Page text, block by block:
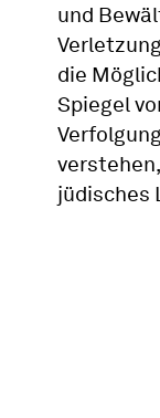
und
die
Spiegel
jüdisches